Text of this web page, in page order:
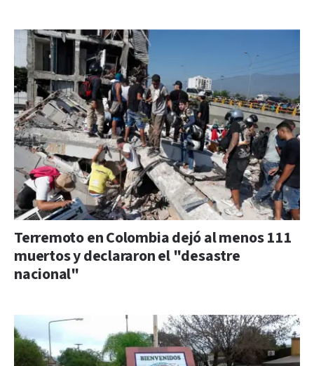
Terremoto en Colombia dejó al menos 111
muertos y declararon el "desastre
nacional"